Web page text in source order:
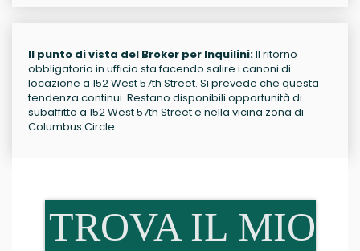
Il punto di vista del Broker per Inquilini:Il ritorno
obbligatorio in ufficio sta facendo salire i canoni di
locazione a 152 West 57th Street. Si prevede che questa
tendenza continui. Restano disponibili opportunità di
subaffitto a 152 West 57th Street e nella vicina zona di
Columbus Circle.
TROVA IL MIO